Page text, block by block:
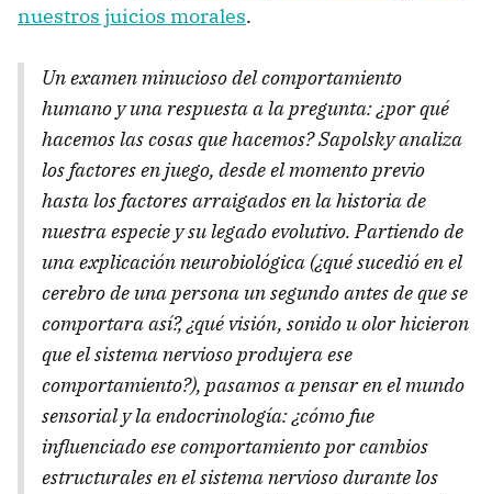
nuestros juicios morales.
Un examen minucioso del comportamiento
humano y una respuesta a la pregunta: ¿por qué
hacemos las cosas que hacemos? Sapolsky analiza
los factores en juego, desde el momento previo
hasta los factores arraigados en la historia de
nuestra especie y su legado evolutivo. Partiendo de
una explicación neurobiológica (¿qué sucedió en el
cerebro de una persona un segundo antes de que se
comportara así?, ¿qué visión, sonido u olor hicieron
que el sistema nervioso produjera ese
comportamiento?), pasamos a pensar en el mundo
sensorial y la endocrinología: ¿cómo fue
influenciado ese comportamiento por cambios
estructurales en el sistema nervioso durante los